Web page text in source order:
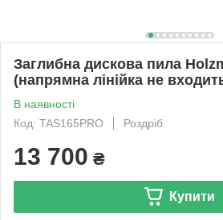
Заглибна дискова пила
(напрямна лінійка не
В наявності
Код: TAS165PRO
Роздріб
13 700 ₴
Купити